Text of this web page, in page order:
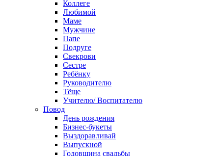
Коллеге
Любимой
Маме
Мужчине
Папе
Подруге
Свекрови
Сестре
Ребёнку
Руководителю
Тёще
Учителю/ Воспитателю
Повод
День рождения
Бизнес-букеты
Выздоравливай
Выпускной
Годовщина свадьбы